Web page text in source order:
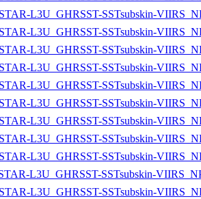
L3U_GHRSST-SSTsubskin-
L3U_GHRSST-SSTsubskin-
L3U_GHRSST-SSTsubskin-
L3U_GHRSST-SSTsubskin-
L3U_GHRSST-SSTsubskin-
L3U_GHRSST-SSTsubskin-
L3U_GHRSST-SSTsubskin-
L3U_GHRSST-SSTsubskin-
L3U_GHRSST-SSTsubskin-
L3U_GHRSST-SSTsubskin-
L3U_GHRSST-SSTsubskin-